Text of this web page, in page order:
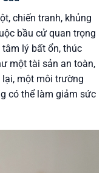
chiến tranh, khủng
bầu cử quan trọng
lý bất ổn, thúc
một tài sản an toàn,
một môi trường
có thể làm giảm sức